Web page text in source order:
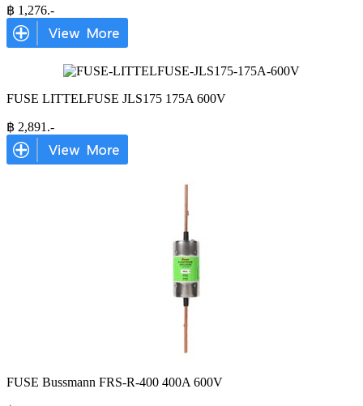
฿ 1,276.-
FUSE LITTELFUSE JLS175 175A 600V
฿ 2,891 .-
FUSE Bussmann FRS-R-400 400A 600V